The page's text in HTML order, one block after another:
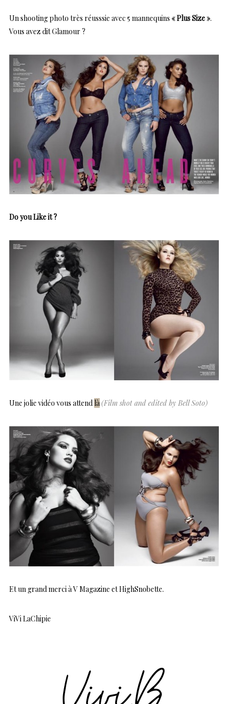
Un shooting photo très réusssie avec 5 mannequins « Plus Size ».
Vous avez dit Glamour ?
Do you Like it ?
Une jolie vidéo vous attend là(Film shot and edited by Bell Soto)
Et un grand merci à V Magazine et HighSnobette.
ViVi LaChipie